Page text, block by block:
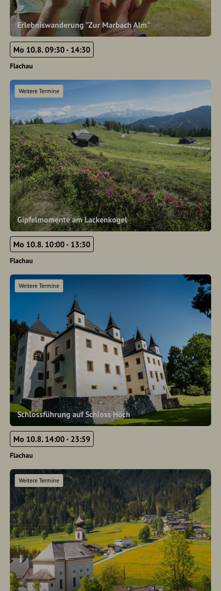
Erlebniswanderung "Zur Marbach Alm"
Mo 10.8. 09:30 - 14:30
Flachau
Gipfelmomente am Lackenkogel
Weitere Termine
Mo 10.8. 10:00 - 13:30
Flachau
Schlossführung auf Schloss Höch
Weitere Termine
Mo 10.8. 14:00 - 23:59
Flachau
Weitere Termine